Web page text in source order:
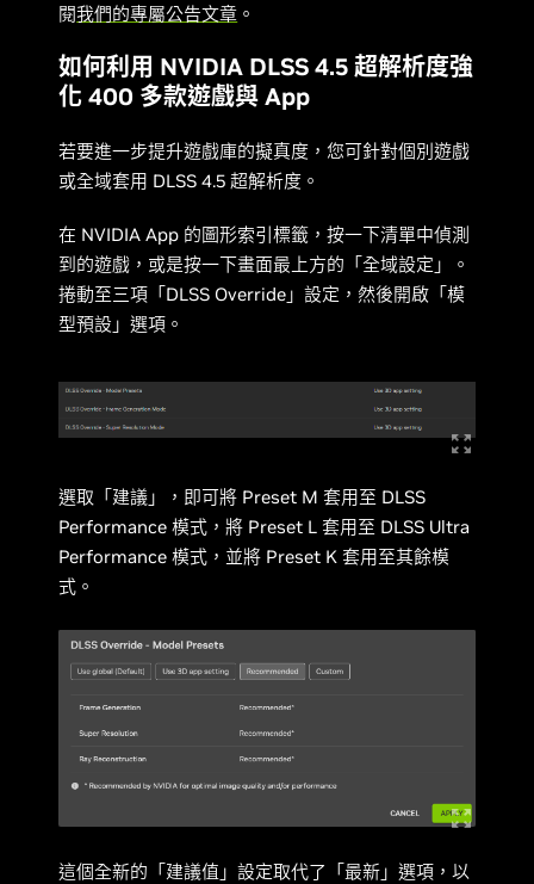
閱我們的專屬公告文章 。
如何利用 NVIDIA DLSS 4.5 超解析度強
化 400 多款遊戲與 App
若要進一步提升遊戲庫的擬真度，您可針對個別遊戲
或全域套用 DLSS 4.5 超解析度。
在 NVIDIA App 的圖形索引標籤，按一下清單中偵測
到的遊戲，或是按一下畫面最上方的「全域設定」。
捲動至三項「DLSS Override」設定，然後開啟「模
型預設」選項。
選取「建議」，即可將 Preset M 套用至 DLSS
Performance 模式，將 Preset L 套用至 DLSS Ultra
Performance 模式，並將 Preset K 套用至其餘模
式。
這個全新的「建議值」設定取代了「最新」選項，以